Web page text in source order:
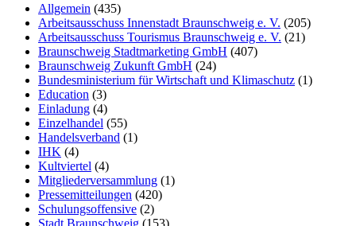
Allgemein (435)
Arbeitsausschuss Innenstadt Braunschweig e. V. (205)
Arbeitsausschuss Tourismus Braunschweig e. V. (21)
Braunschweig Stadtmarketing GmbH (407)
Braunschweig Zukunft GmbH (24)
Bundesministerium für Wirtschaft und Klimaschutz (1)
Education (3)
Einladung (4)
Einzelhandel (55)
Handelsverband (1)
IHK (4)
Kultviertel (4)
Mitgliederversammlung (1)
Pressemitteilungen (420)
Schulungsoffensive (2)
Stadt Braunschweig (153)